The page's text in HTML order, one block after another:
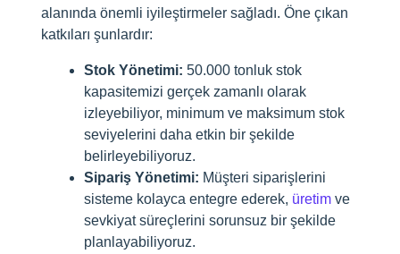
alanında önemli iyileştirmeler sağladı. Öne çıkan
katkıları şunlardır:
Stok Yönetimi: 50.000 tonluk stok
kapasitemizi gerçek zamanlı olarak
izleyebiliyor, minimum ve maksimum stok
seviyelerini daha etkin bir şekilde
belirleyebiliyoruz.
Sipariş Yönetimi: Müşteri siparişlerini
sisteme kolayca entegre ederek, üretim ve
sevkiyat süreçlerini sorunsuz bir şekilde
planlayabiliyoruz.